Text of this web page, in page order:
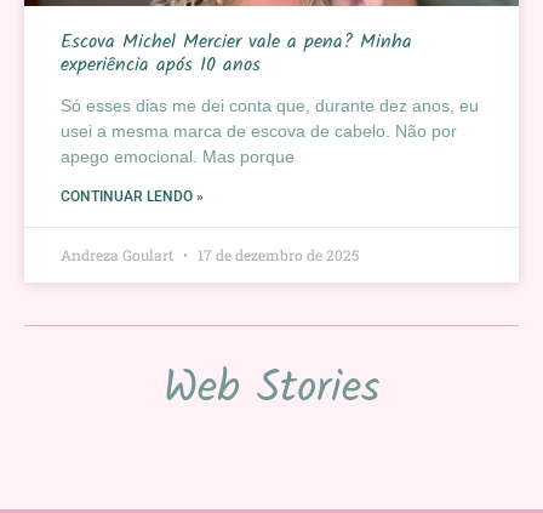
Escova Michel Mercier vale a pena? Minha
experiência após 10 anos
Só esses dias me dei conta que, durante dez anos, eu
usei a mesma marca de escova de cabelo. Não por
apego emocional. Mas porque
CONTINUAR LENDO »
Andreza Goulart 17 de dezembro de 2025
Web Stories